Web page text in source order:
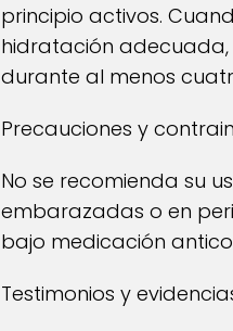
principio activos.
hidratación adecuada,
durante al menos
Precauciones y
No se recomienda su
embarazadas o en
bajo medicación
Testimonios y